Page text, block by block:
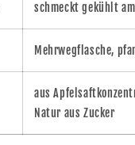
schmeckt gekühlt
Mehrwegflasche,
aus
Natur aus Zucker